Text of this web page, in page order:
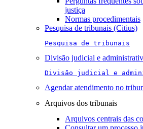
justiça
Normas procedimentais
Pesquisa de tribunais (Citius)
Pesquisa de tribunais
Divisão judicial e
Divisão judicial e
Agendar atendimento no
Arquivos dos tribunais
Arquivos centrais das